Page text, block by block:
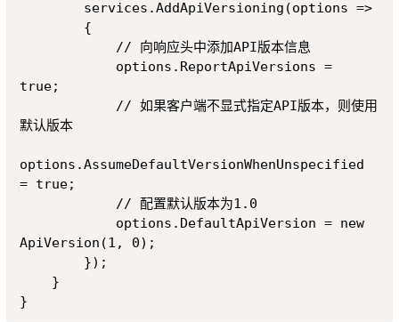
true;
默认版本
options.AssumeDefaultVersionWhenUnspecified
= true;
ApiVersion(1, 0);